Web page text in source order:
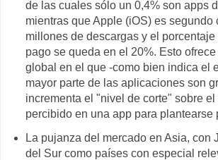
de las cuales sólo un 0,4% son apps
mientras que Apple (iOS) es segundo
millones de descargas y el porcentaje
pago se queda en el 20%. Esto
global en el que -como bien indica el
mayor parte de las aplicaciones son
incrementa el "nivel de corte" sobre el
percibido en una app para plantearse
La pujanza del mercado en Asia, con
del Sur como países con especial